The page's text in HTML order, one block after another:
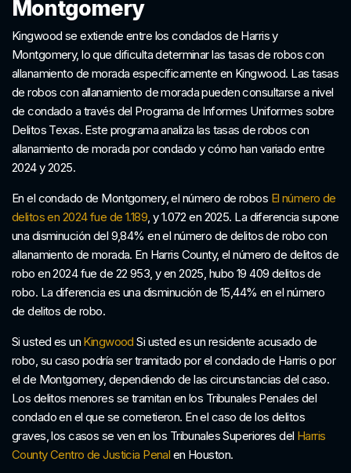
Montgomery
Kingwood se extiende entre los condados de Harris y
Montgomery, lo que dificulta determinar las tasas de robos con
allanamiento de morada específicamente en Kingwood. Las tasas
de robos con allanamiento de morada pueden consultarse a nivel
de condado a través del Programa de Informes Uniformes sobre
Delitos Texas. Este programa analiza las tasas de robos con
allanamiento de morada por condado y cómo han variado entre
2024 y 2025.
En el condado de Montgomery, el número de robos El número de
delitos en 2024 fue de 1.189, y 1.072 en 2025. La diferencia supone
una disminución del 9,84% en el número de delitos de robo con
allanamiento de morada. En Harris County, el número de delitos de
robo en 2024 fue de 22 953, y en 2025, hubo 19 409 delitos de
robo. La diferencia es una disminución de 15,44% en el número
de delitos de robo.
Si usted es un Kingwood Si usted es un residente acusado de
robo, su caso podría ser tramitado por el condado de Harris o por
el de Montgomery, dependiendo de las circunstancias del caso.
Los delitos menores se tramitan en los Tribunales Penales del
condado en el que se cometieron. En el caso de los delitos
graves, los casos se ven en los Tribunales Superiores del Harris
County Centro de Justicia Penal en Houston.